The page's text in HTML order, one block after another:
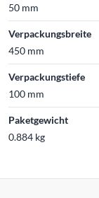
50 mm
Verpackungsbreite
450 mm
Verpackungstiefe
100 mm
Paketgewicht
0.884 kg